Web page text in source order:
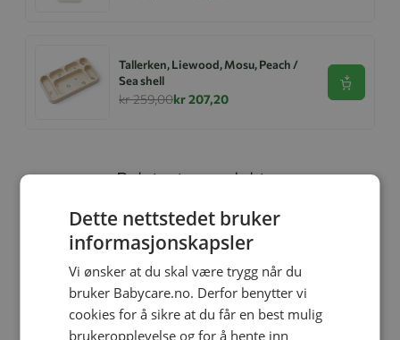
Tallerken, Liewood, Mosu, Peach /
Sea shell
kr 259,00kr 207,20
Se
Relaterte produkter
Dette nettstedet bruker
informasjonskapsler
Vi ønsker at du skal være trygg når du
bruker Babycare.no. Derfor benytter vi
cookies for å sikre at du får en best mulig
brukeropplevelse og for å hente inn